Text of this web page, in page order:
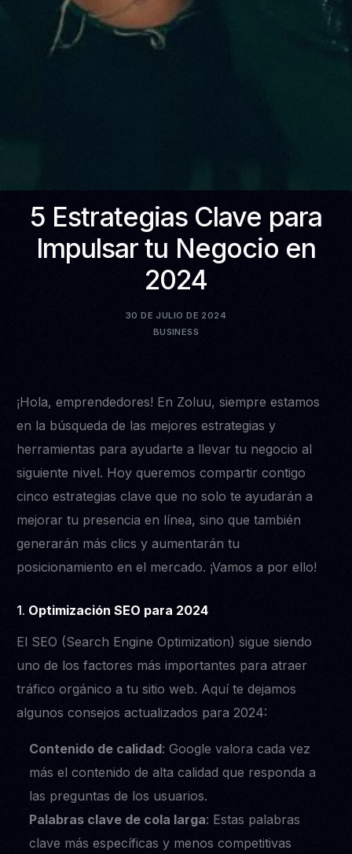
5 Estrategias Clave para
Impulsar tu Negocio en
2024
30 DE JULIO DE 2024
BUSINESS
¡Hola, emprendedores! En Zoluu, siempre estamos
en la búsqueda de las mejores estrategias y
herramientas para ayudarte a llevar tu negocio al
siguiente nivel. Hoy queremos compartir contigo
cinco estrategias clave que no solo te ayudarán a
mejorar tu presencia en línea, sino que también
generarán más clics y aumentarán tu
posicionamiento en el mercado. ¡Vamos a por ello!
1. Optimización SEO para 2024
El SEO (Search Engine Optimization) sigue siendo
uno de los factores más importantes para atraer
tráfico orgánico a tu sitio web. Aquí te dejamos
algunos consejos actualizados para 2024:
Contenido de calidad: Google valora cada vez
más el contenido de alta calidad que responda a
las preguntas de los usuarios.
Palabras clave de cola larga: Estas palabras
clave más específicas y menos competitivas